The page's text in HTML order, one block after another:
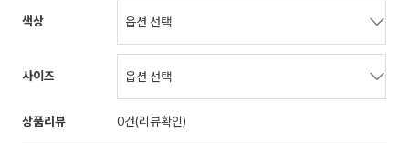
색상
사이즈
상품리뷰 0